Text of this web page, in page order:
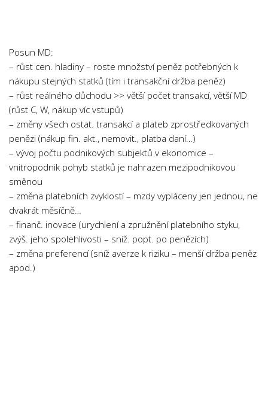
Ekonomie
Fyzika
Informatika
Jazyky
Management
Marketing
Němčina
Občanská nauka
Pedagogika
Právo
Posun MD:
– růst cen. hladiny – roste množství peněz potřebných k
nákupu stejných statků (tím i transakční držba peněz)
– růst reálného důchodu >> větší počet transakcí, větší MD
(růst C, W, nákup víc vstupů)
– změny všech ostat. transakcí a plateb zprostředkovaných
penězi (nákup fin. akt., nemovit., platba daní…)
– vývoj počtu podnikových subjektů v ekonomice –
vnitropodnik pohyb statků je nahrazen mezipodnikovou
směnou
– změna platebních zvyklostí – mzdy vypláceny jen jednou, ne
dvakrát měsíčně…
– finanč. inovace (urychlení a zpružnění platebního styku,
zvýš. jeho spolehlivosti – sníž. popt. po penězích)
– změna preferencí (sníž averze k riziku – menší držba peněz
apod.)